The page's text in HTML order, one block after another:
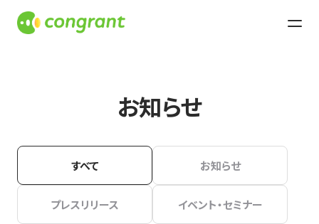
お知らせ
すべて お知らせ
プレスリリース イベント・セミナー